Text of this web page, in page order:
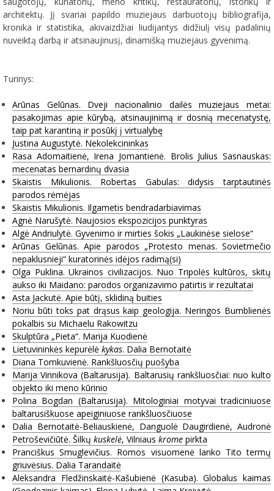
architektų. Jį svariai papildo muziejaus darbuotojų bibliografija,
kronika ir statistika, akivaizdžiai liudijantys didžiulį visų padalinių
nuveiktą darbą ir atsinaujinusį, dinamišką muziejaus gyvenimą.
Turinys:
Arūnas Gelūnas. Dveji nacionalinio dailės muziejaus metai:
pasakojimas apie kūrybą, atsinaujinimą ir dosnią mecenatystę,
taip pat karantiną ir posūkį į virtualybę
Justina Augustytė. Nekolekcininkas
Rasa Adomaitienė, Irena Jomantienė. Brolis Julius Sasnauskas:
mecenatas bernardinų dvasia
Skaistis Mikulionis. Robertas Gabulas: didysis tarptautinės
parodos rėmėjas
Skaistis Mikulionis. Ilgametis bendradarbiavimas
Agnė Narušytė. Naujosios ekspozicijos punktyras
Algė Andriulytė. Gyvenimo ir mirties šokis „Laukinėse sielose“
Arūnas Gelūnas. Apie parodos „Protesto menas. Sovietmečio
nepaklusnieji“ kuratorinės idėjos radimą(si)
Olga Puklina. Ukrainos civilizacijos. Nuo Tripolės kultūros, skitų
aukso iki Maidano: parodos organizavimo patirtis ir rezultatai
Asta Jackutė. Apie būtį, sklidiną buities
Noriu būti toks pat drąsus kaip geologija. Neringos Bumblienės
pokalbis su Michaelu Rakowitzu
Skulptūra „Pieta“. Marija Kuodienė
Lietuvininkės kepurėlė kykas. Dalia Bernotaitė
Diana Tomkuvienė. Rankšluosčių puošyba
Marija Vinnikova (Baltarusija). Baltarusių rankšluosčiai: nuo kulto
objekto iki meno kūrinio
Polina Bogdan (Baltarusija). Mitologiniai motyvai tradiciniuose
baltarusiškuose apeiginiuose rankšluosčiuose
Dalia Bernotaitė-Beliauskienė, Danguolė Daugirdienė, Audronė
Petroševičiūtė. Šilkų kuskelė, Vilniaus krome pirkta
Pranciškus Smuglevičius. Romos visuomenė lanko Tito termų
griuvėsius. Dalia Tarandaitė
Aleksandra Fledžinskaitė-Kašubienė (Kasuba). Globalus kaimas